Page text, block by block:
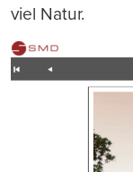
viel Natur.